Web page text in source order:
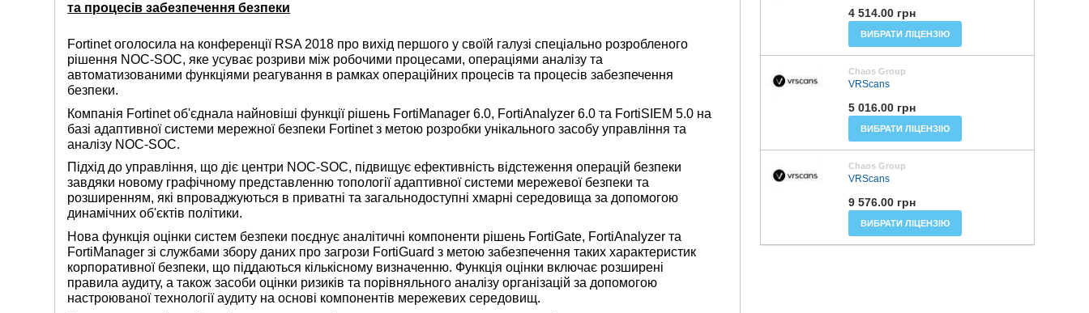
та процесів забезпечення безпеки
Fortinet оголосила на конференції RSA 2018 про вихід першого у своїй галузі спеціально розробленого
рішення NOC-SOC, яке усуває розриви між робочими процесами, операціями аналізу та
автоматизованими функціями реагування в рамках операційних процесів та процесів забезпечення
безпеки.
Компанія Fortinet об'єднала найновіші функції рішень FortiManager 6.0, FortiAnalyzer 6.0 та FortiSIEM 5.0 на
базі адаптивної системи мережної безпеки Fortinet з метою розробки унікального засобу управління та
аналізу NOC-SOC.
Підхід до управління, що діє центри NOC-SOC, підвищує ефективність відстеження операцій безпеки
завдяки новому графічному представленню топології адаптивної системи мережевої безпеки та
розширенням, які впроваджуються в приватні та загальнодоступні хмарні середовища за допомогою
динамічних об'єктів політики.
Нова функція оцінки систем безпеки поєднує аналітичні компоненти рішень FortiGate, FortiAnalyzer та
FortiManager зі службами збору даних про загрози FortiGuard з метою забезпечення таких характеристик
корпоративної безпеки, що піддаються кількісному визначенню. Функція оцінки включає розширені
правила аудиту, а також засоби оцінки ризиків та порівняльного аналізу організацій за допомогою
настроюваної технології аудиту на основі компонентів мережевих середовищ.
4 514.00 грн
ВИБРАТИ ЛІЦЕНЗІЮ
Chaos Group
VRScans
5 016.00 грн
ВИБРАТИ ЛІЦЕНЗІЮ
Chaos Group
VRScans
9 576.00 грн
ВИБРАТИ ЛІЦЕНЗІЮ